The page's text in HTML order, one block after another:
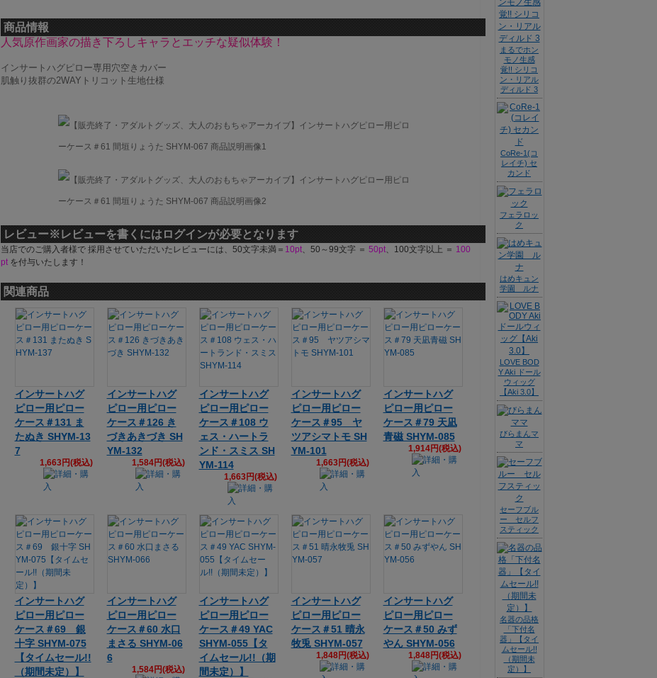
商品情報
人気原作画家の描き下ろしキャラとエッチな疑似体験！
インサートハグピロー専用穴空きカバー
肌触り抜群の2WAYトリコット生地仕様
レビュー※レビューを書くにはログインが必要となります
当店でのご購入者様で 採用させていただいたレビューには、50文字未満＝ 10pt、50～99文字 ＝ 50pt、100文字以上 ＝ 100
ptを付与いたします！
関連商品
インサートハグ
ピロー用ピロー
ケース＃131 ま
たぬき SHYM-13
7
1,663円(税込)
インサートハグ
ピロー用ピロー
ケース＃126 き
づきあきづき SH
YM-132
1,584円(税込)
インサートハグ
ピロー用ピロー
ケース＃108 ウ
ェス・ハートラ
ンド・スミス SH
YM-114
1,663円(税込)
インサートハグ
ピロー用ピロー
ケース＃95 ヤ
ツアシマトモ SH
YM-101
1,663円(税込)
インサートハグ
ピロー用ピロー
ケース＃79 天凪
青磁 SHYM-085
1,914円(税込)
インサートハグ
ピロー用ピロー
ケース＃69 銀
十字 SHYM-075
【タイムセール!!
（期間未定）】
インサートハグ
ピロー用ピロー
ケース＃60 水口
まさる SHYM-06
6
1,584円(税込)
インサートハグ
ピロー用ピロー
ケース＃49 YAC
SHYM-055【タ
イムセール!!（期
間未定）】
インサートハグ
ピロー用ピロー
ケース＃51 晴永
牧兎 SHYM-057
1,848円(税込)
インサートハグ
ピロー用ピロー
ケース＃50 みず
やん SHYM-056
1,848円(税込)
まるでホン
モノ生感
覚!! シリコ
ン・リアル
ディルド 3
CoRe-1(コ
レイチ) セ
カンド
フェラロッ
ク
はめキュン
学園 ルナ
LOVE BOD
Y Aki ドール
ウィッグ
【Aki 3.0】
びらまんマ
マ
セーフブル
ー セルフ
スティック
名器の品格
「下付名
器」【タイ
ムセール!!
（期間未
定）】